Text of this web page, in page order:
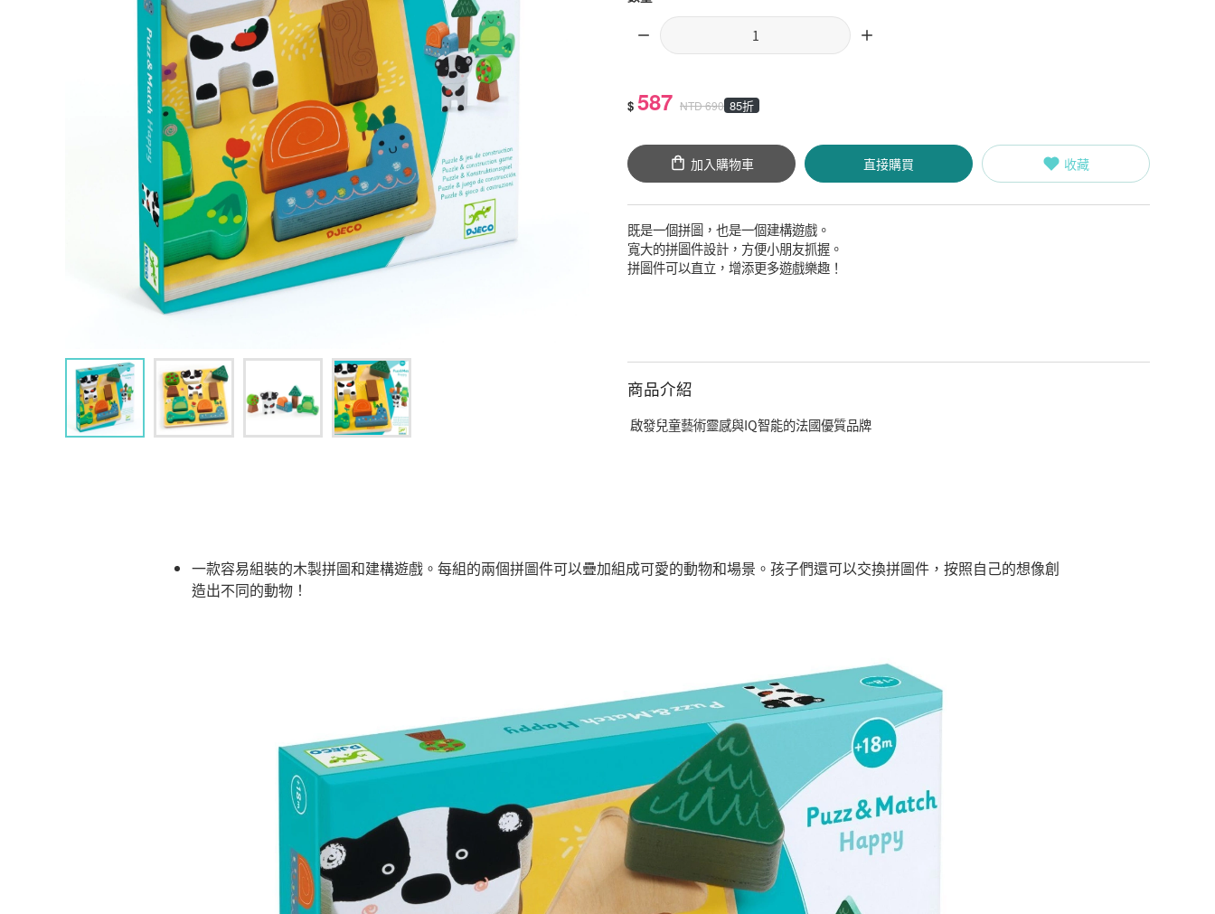
$ 587 NTD690 85折
加入購物車 直接購買 收藏
既是一個拼圖，也是一個建構遊戲。
寬大的拼圖件設計，方便小朋友抓握。
拼圖件可以直立，增添更多遊戲樂趣！
商品介紹
啟發兒童藝術靈感與IQ智能的法國優質品牌
一款容易組裝的木製拼圖和建構遊戲。每組的兩個拼圖件可以疊加組成可愛的動物和場景。孩子們還可以交換拼圖件，按照自己的想像創
造出不同的動物！